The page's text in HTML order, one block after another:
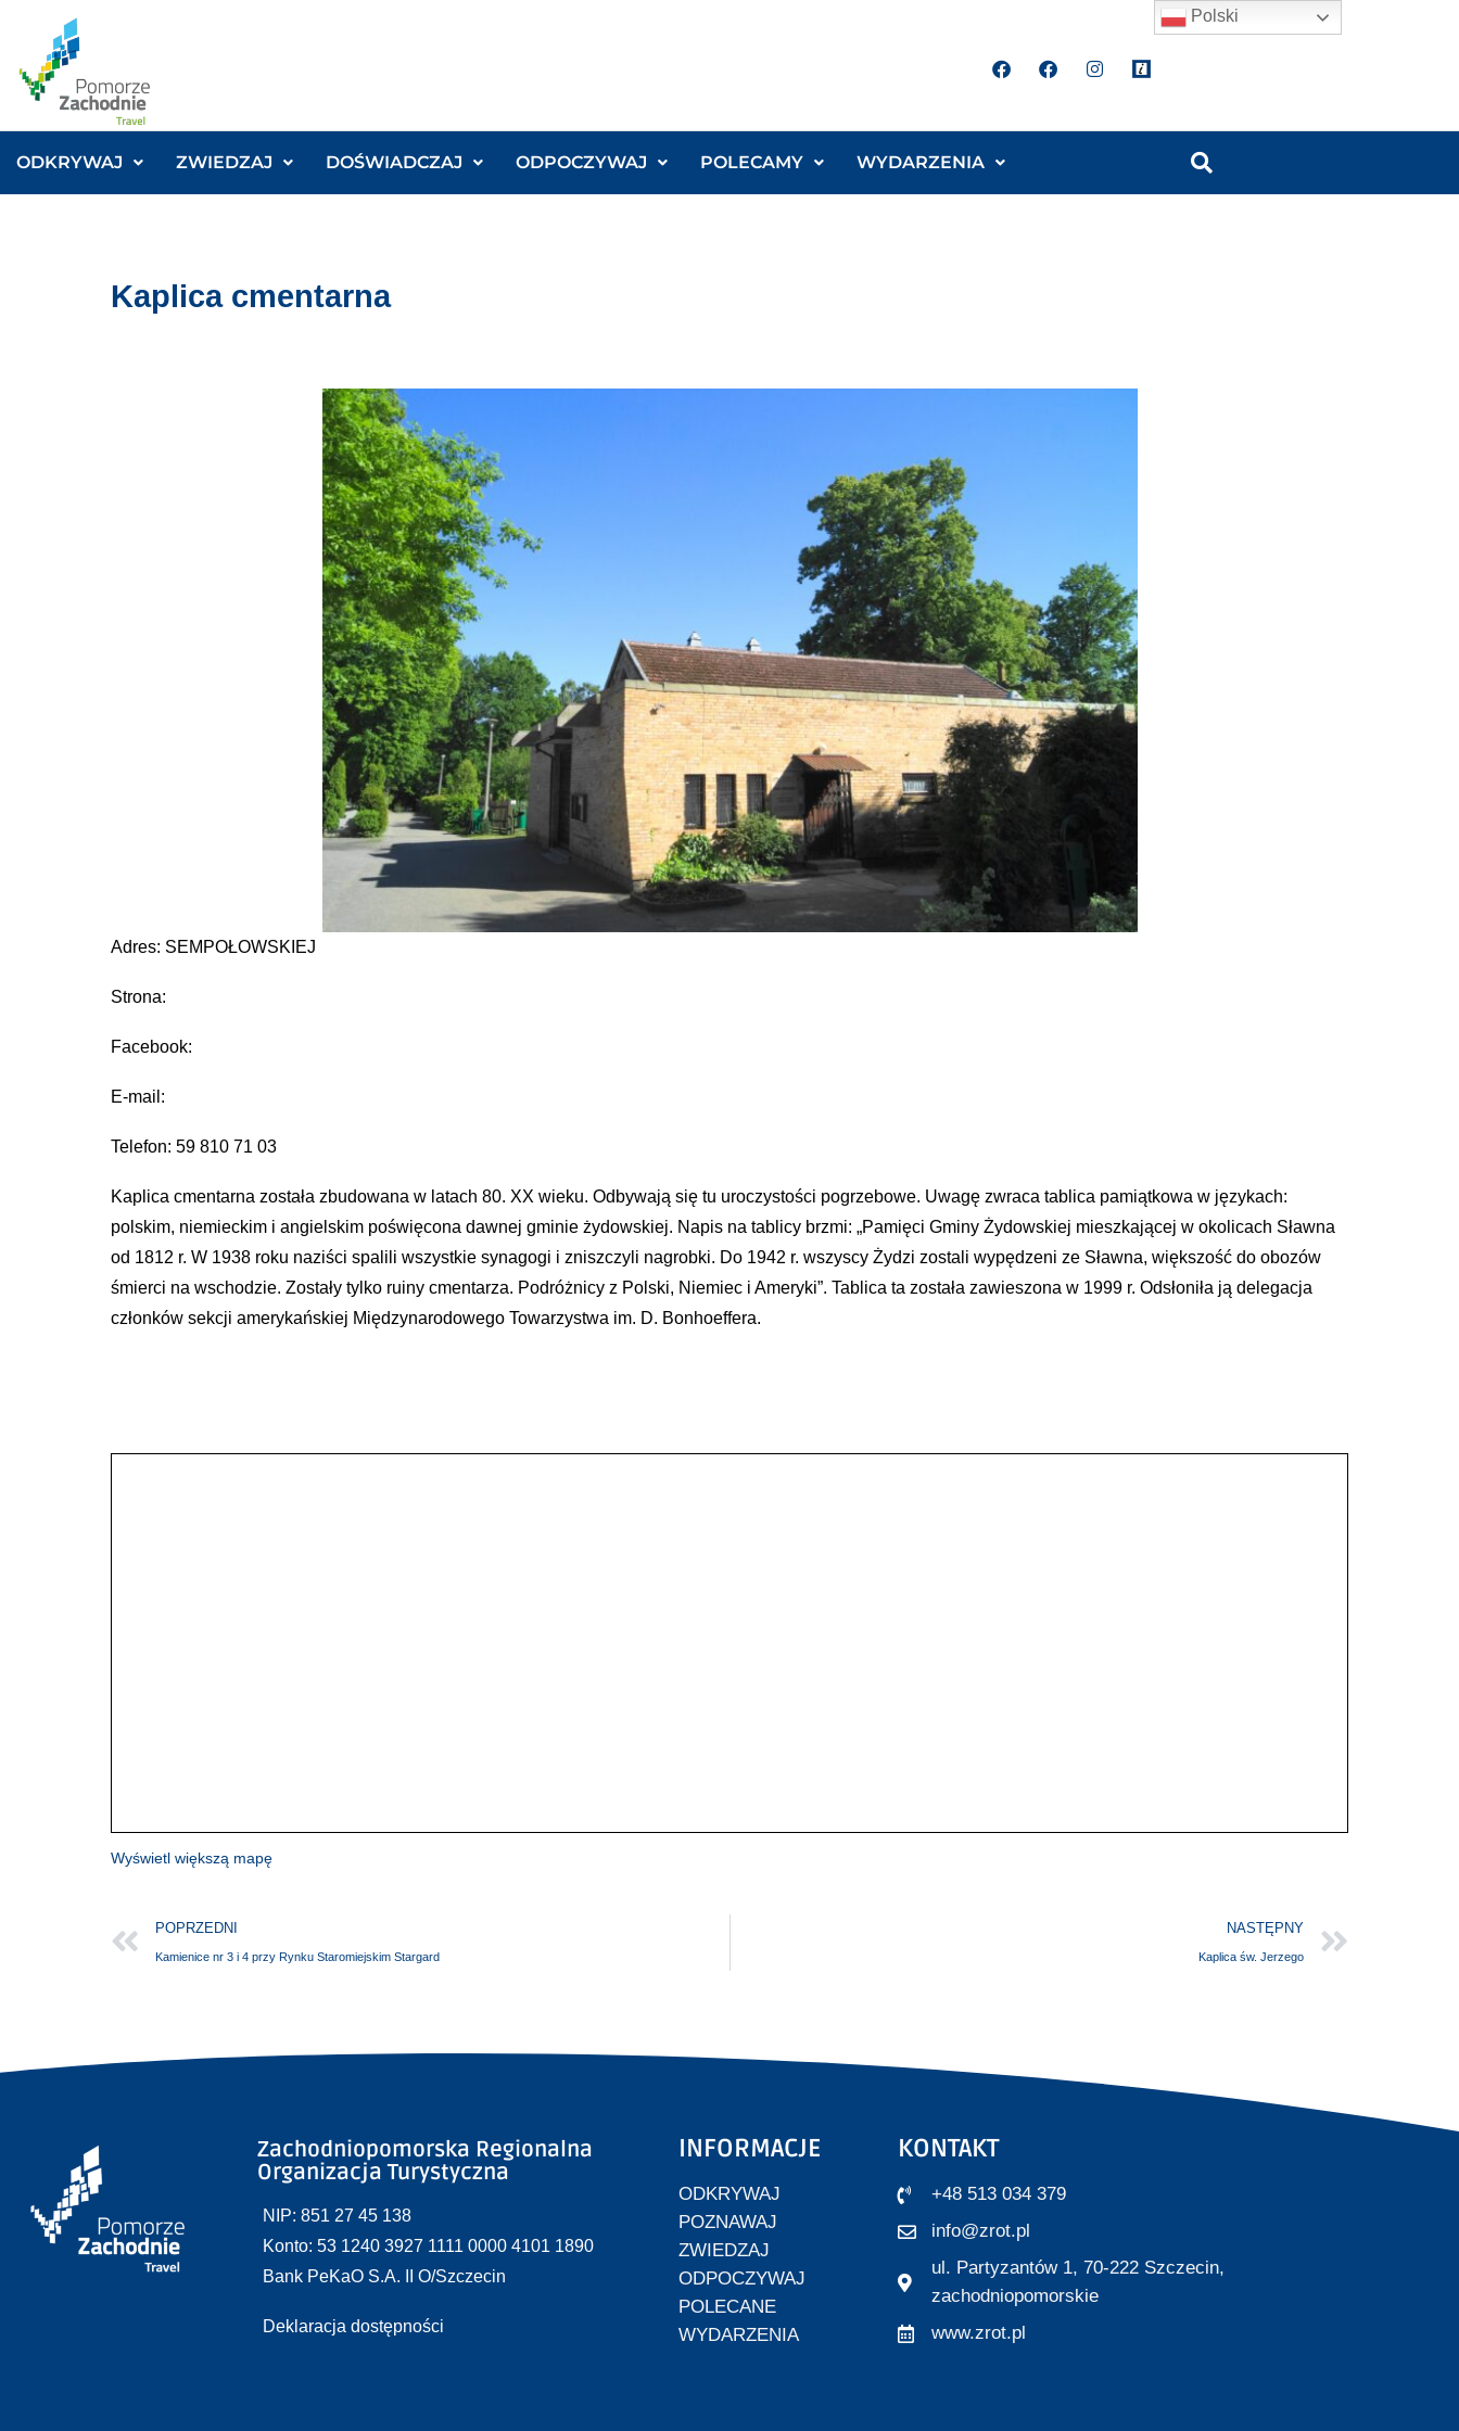
ODKRYWAJ ZWIEDZAJ DOŚWIADCZAJ ODPOCZYWAJ POLECAMY WYDARZENIA
Kaplica cmentarna
Adres: SEMPOŁOWSKIEJ
Strona:
Facebook:
E-mail:
Telefon: 59 810 71 03
Kaplica cmentarna została zbudowana w latach 80. XX wieku. Odbywają się tu uroczystości pogrzebowe. Uwagę zwraca tablica pamiątkowa w językach:
polskim, niemieckim i angielskim poświęcona dawnej gminie żydowskiej. Napis na tablicy brzmi: „Pamięci Gminy Żydowskiej mieszkającej w okolicach Sławna
od 1812 r. W 1938 roku naziści spalili wszystkie synagogi i zniszczyli nagrobki. Do 1942 r. wszyscy Żydzi zostali wypędzeni ze Sławna, większość do obozów
śmierci na wschodzie. Zostały tylko ruiny cmentarza. Podróżnicy z Polski, Niemiec i Ameryki”. Tablica ta została zawieszona w 1999 r. Odsłoniła ją delegacja
członków sekcji amerykańskiej Międzynarodowego Towarzystwa im. D. Bonhoeffera.
Wyświetl większą mapę
POPRZEDNI
Kamienice nr 3 i 4 przy Rynku Staromiejskim Stargard
NASTĘPNY
Kaplica św. Jerzego
Zachodniopomorska Regionalna
Organizacja Turystyczna
NIP: 851 27 45 138
Konto: 53 1240 3927 1111 0000 4101 1890
Bank PeKaO S.A. II O/Szczecin
Deklaracja dostępności
INFORMACJE
ODKRYWAJ
POZNAWAJ
ZWIEDZAJ
ODPOCZYWAJ
POLECANE
WYDARZENIA
KONTAKT
+48 513 034 379
info@zrot.pl
ul. Partyzantów 1, 70-222 Szczecin,
zachodniopomorskie
www.zrot.pl
Polski